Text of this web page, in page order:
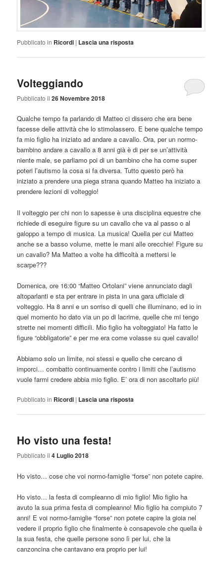
Pubblicato in Ricordi | Lascia una risposta
Volteggiando
Pubblicato il26 Novembre 2018
Qualche tempo fa parlando di Matteo ci dissero che era bene
facesse delle attività che lo stimolassero. E bene qualche tempo
fa mio figlio ha iniziato ad andare a cavallo. Ora, per un normo-
bambino andare a cavallo a 8 anni già è di per se un’attività
niente male, se parliamo poi di un bambino che ha come super
poteri l’autismo la cosa si fa diversa. Tutto questo però ha
iniziato a prendere una piega strana quando Matteo ha iniziato a
prendere lezioni di volteggio!
Il volteggio per chi non lo sapesse è una disciplina equestre che
richiede di eseguire figure su un cavallo che va al passo o al
galoppo a tempo di musica. La musica! Quella per cui Matteo
anche se a basso volume, mette le mani alle orecchie! Figure su
un cavallo? Ma Matteo a volte ha difficoltà a mettersi le
scarpe???
Domenica, ore 16:00 “Matteo Ortolani” viene annunciato dagli
altoparlanti e sta per entrare in pista in una gara ufficiale di
volteggio. Ha 8 anni e un sorriso di quelli che illuminano, ed io in
quel momento ho dato via un po di lacrime, quelle che mi tengo
strette nei momenti difficili. Mio figlio ha volteggiato! Ha fatto le
figure “obbligatorie” e per me era come volasse su quel cavallo!
Abbiamo solo un limite, noi stessi e quello che cercano di
imporci… combatto continuamente contro i limiti che l’autismo
vuole farmi credere abbia mio figlio. E’ ora di non ascoltarlo più!
Pubblicato in Ricordi | Lascia una risposta
Ho visto una festa!
Pubblicato il4 Luglio 2018
Ho visto… cose che voi normo-famiglie “forse” non potete capire.
Ho visto… la festa di compleanno di mio figlio! Mio figlio ha
avuto la sua prima festa di compleanno! Mio figlio ha compiuto 7
anni! E voi normo-famiglie “forse” non potete capire la gioia nel
vedere il proprio figlio che finalmente è consapevole che quella è
la sua festa, che quelle persone sono lì per lui, che la
canzoncina che cantavano era proprio per lui!